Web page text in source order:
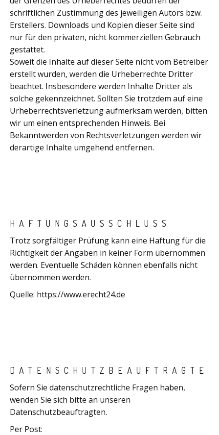
schriftlichen Zustimmung des jeweiligen Autors bzw.
Erstellers. Downloads und Kopien dieser Seite sind
nur für den privaten, nicht kommerziellen Gebrauch
gestattet.
Soweit die Inhalte auf dieser Seite nicht vom Betreiber
erstellt wurden, werden die Urheberrechte Dritter
beachtet. Insbesondere werden Inhalte Dritter als
solche gekennzeichnet. Sollten Sie trotzdem auf eine
Urheberrechtsverletzung aufmerksam werden, bitten
wir um einen entsprechenden Hinweis. Bei
Bekanntwerden von Rechtsverletzungen werden wir
derartige Inhalte umgehend entfernen.
HAFTUNGSAUSSCHLUSS
Trotz sorgfältiger Prüfung kann eine Haftung für die
Richtigkeit der Angaben in keiner Form übernommen
werden. Eventuelle Schäden können ebenfalls nicht
übernommen werden.
Quelle: https://www.erecht24.de
DATENSCHUTZBEAUFTRAGTE
Sofern Sie datenschutzrechtliche Fragen haben,
wenden Sie sich bitte an unseren
Datenschutzbeauftragten.
Per Post: